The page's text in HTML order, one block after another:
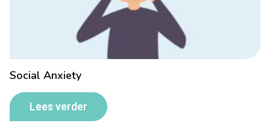
Social Anxiety
Lees verder